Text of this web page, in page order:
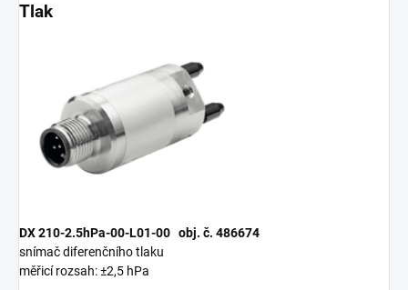
Tlak
DX 210-2.5hPa-00-L01-00 obj. č. 486674
snímač diferenčního tlaku
měřicí rozsah: ±2,5 hPa